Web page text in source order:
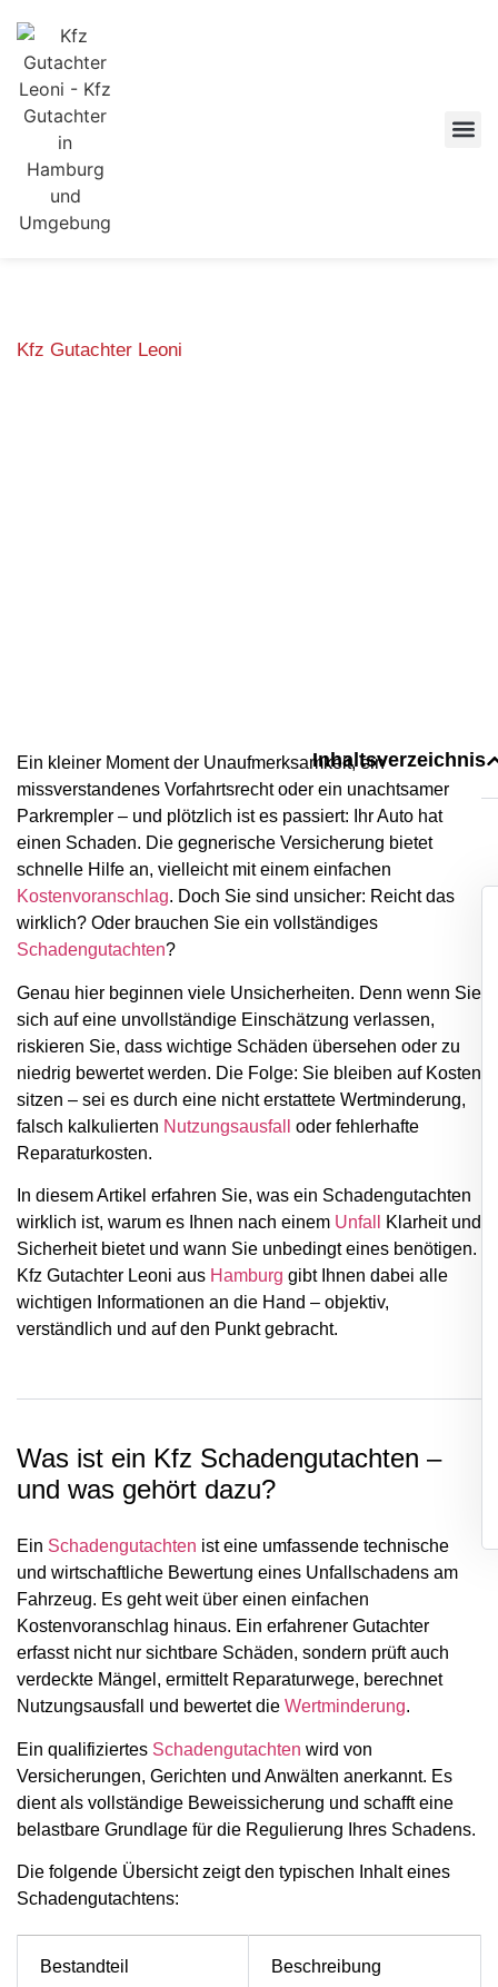
Kfz Gutachter Leoni
Ein kleiner Moment der Unaufmerksamkeit, ein
missverstandenes Vorfahrtsrecht oder ein unachtsamer
Parkrempler – und plötzlich ist es passiert: Ihr Auto hat
einen Schaden. Die gegnerische Versicherung bietet
schnelle Hilfe an, vielleicht mit einem einfachen
Kostenvoranschlag. Doch Sie sind unsicher: Reicht das
wirklich? Oder brauchen Sie ein vollständiges
Schadengutachten?
Genau hier beginnen viele Unsicherheiten. Denn wenn Sie
sich auf eine unvollständige Einschätzung verlassen,
riskieren Sie, dass wichtige Schäden übersehen oder zu
niedrig bewertet werden. Die Folge: Sie bleiben auf Kosten
sitzen – sei es durch eine nicht erstattete Wertminderung,
falsch kalkulierten Nutzungsausfall
oder fehlerhafte
Reparaturkosten.
In diesem Artikel erfahren Sie, was ein Schadengutachten
wirklich ist, warum es Ihnen nach einem Unfall
Klarheit und
Sicherheit bietet und wann Sie unbedingt eines benötigen.
Kfz Gutachter Leoni aus Hamburg gibt Ihnen dabei alle
wichtigen Informationen an die Hand – objektiv,
verständlich und auf den Punkt gebracht.
Was ist ein Kfz Schadengutachten –
und was gehört dazu?
Ein Schadengutachten ist eine umfassende technische
und wirtschaftliche Bewertung eines Unfallschadens am
Fahrzeug. Es geht weit über einen einfachen
Kostenvoranschlag hinaus. Ein erfahrener Gutachter
erfasst nicht nur sichtbare Schäden, sondern prüft auch
verdeckte Mängel, ermittelt Reparaturwege, berechnet
Nutzungsausfall und bewertet die Wertminderung.
Ein qualifiziertes Schadengutachten wird von
Versicherungen, Gerichten und Anwälten anerkannt. Es
dient als vollständige Beweissicherung und schafft eine
belastbare Grundlage für die Regulierung Ihres Schadens.
Die folgende Übersicht zeigt den typischen Inhalt eines
Schadengutachtens:
Bestandteil Beschreibung
Inhaltsverzeichnis